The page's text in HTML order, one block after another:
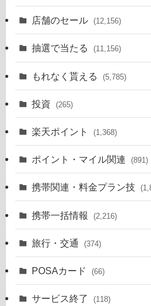
店舗のセール (12,156)
抽選で当たる (11,156)
もれなく貰える (5,785)
投資 (265)
楽天ポイント (1,368)
ポイント・マイル関連 (891)
携帯関連・料金プラン技
携帯一括情報 (2,216)
旅行・交通 (374)
POSAカード (66)
サービス終了 (118)